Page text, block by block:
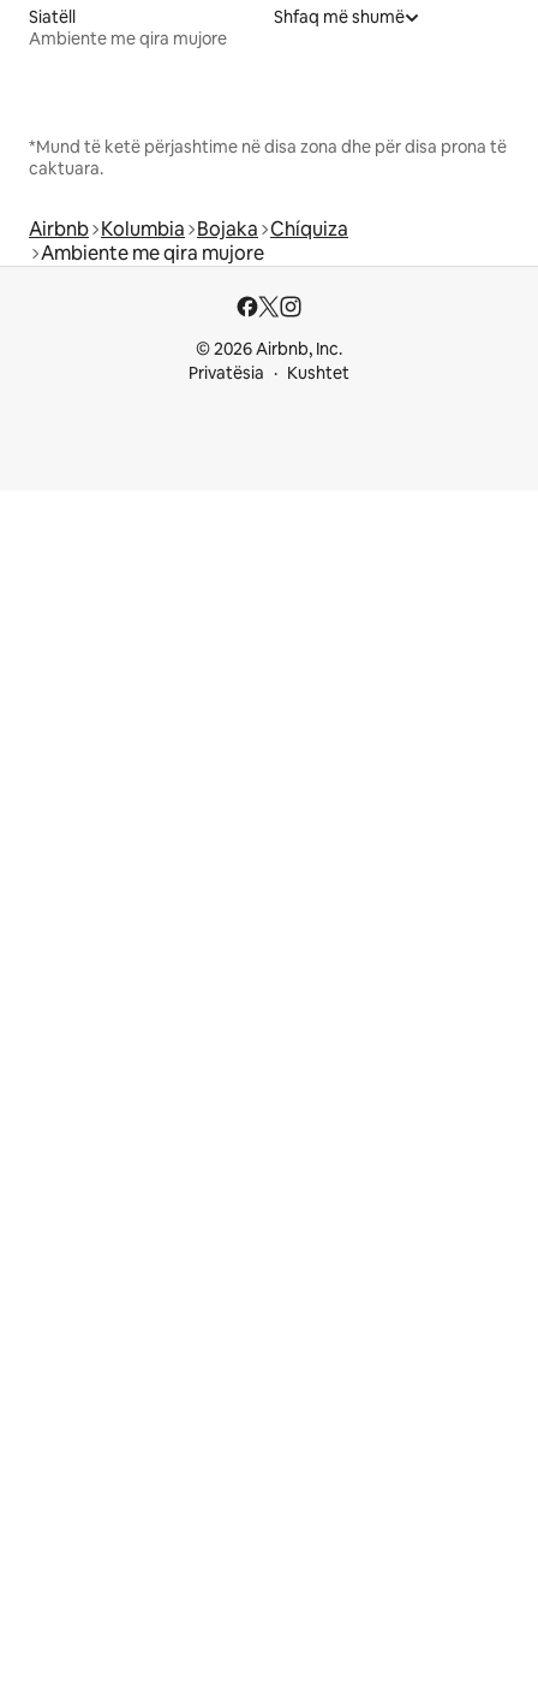
Siatëll
Ambiente me qira mujore
Shfaq më shumë
*Mund të ketë përjashtime në disa zona dhe për disa prona të
caktuara.
Airbnb Kolumbia Bojaka Chíquiza
Ambiente me qira mujore
© 2026 Airbnb, Inc.
Privatësia
Kushtet